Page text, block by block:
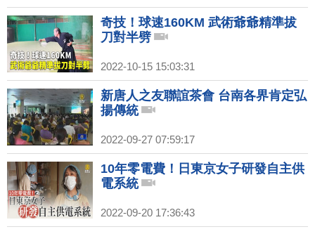
奇技！球速160KM 武術爺爺精準拔
刀對半劈
2022-10-15 15:03:31
新唐人之友聯誼茶會 台南各界肯定弘
揚傳統
2022-09-27 07:59:17
10年零電費！日東京女子研發自主供
電系統
2022-09-20 17:36:43